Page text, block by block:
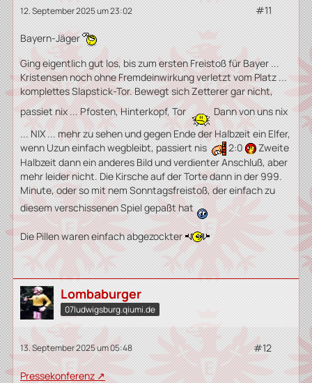
12. September 2025 um 23:02 #11
Bayern-Jäger
Ging eigentlich gut los, bis zum ersten Freistoß für Bayer ...
Kristensen noch ohne Fremdeinwirkung verletzt vom Platz ...
komplettes Slapstick-Tor. Bewegt sich Zetterer gar nicht,
passiet nix ... Pfosten, Hinterkopf, Tor
Dann von uns nix
... NIX ... mehr zu sehen und gegen Ende der Halbzeit ein Elfer,
wenn Uzun einfach wegbleibt, passiert nis
2:0
Zweite
Halbzeit dann ein anderes Bild und verdienter Anschluß, aber
mehr leider nicht. Die Kirsche auf der Torte dann in der 999.
Minute, oder so mit nem Sonntagsfreistoß, der einfach zu
diesem verschissenen Spiel gepaßt hat
Die Pillen waren einfach abgezockter
Lombaburger
07ludwigsburg.qiumi.de
13. September 2025 um 05:48 #12
Pressekonferenz